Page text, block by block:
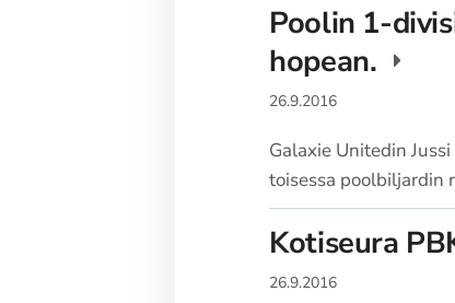
Poolin 1-
hopean.
26.9.2016
Galaxie Unitedin
toisessa poolbiljardin
Kotiseura
26.9.2016